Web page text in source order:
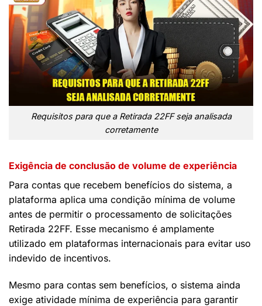
Requisitos para que a Retirada 22FF seja analisada
corretamente
Exigência de conclusão de volume de experiência
Para contas que recebem benefícios do sistema, a
plataforma aplica uma condição mínima de volume
antes de permitir o processamento de solicitações
Retirada 22FF. Esse mecanismo é amplamente
utilizado em plataformas internacionais para evitar uso
indevido de incentivos.
Mesmo para contas sem benefícios, o sistema ainda
exige atividade mínima de experiência para garantir